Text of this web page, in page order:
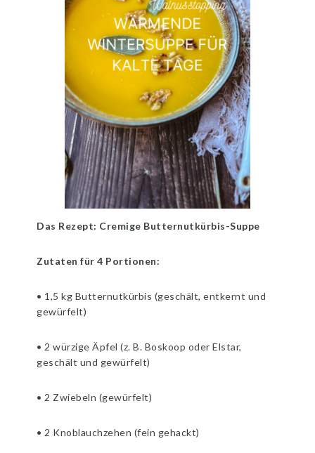
Das Rezept: Cremige Butternutkürbis-Suppe
Zutaten für 4 Portionen:
• 1,5 kg Butternutkürbis (geschält, entkernt und
gewürfelt)
• 2 würzige Äpfel (z. B. Boskoop oder Elstar,
geschält und gewürfelt)
• 2 Zwiebeln (gewürfelt)
• 2 Knoblauchzehen (fein gehackt)